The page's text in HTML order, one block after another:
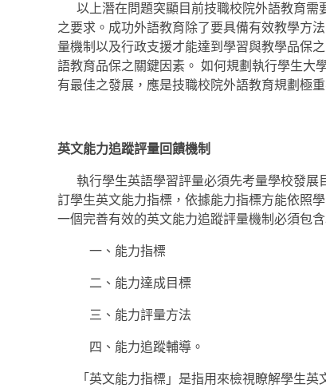
以上潛在問題突顯目前技職校院外語教育
之要求。成功外語教育除了要具備有效教學方
量機制以及行政支援才能達到學習與教學品保
語教育品保之關鍵因素。 如何規劃執行學生大
有最佳之發展，應是技職校院外語教育規劃極
英文能力追蹤評量回饋機制
執行學生英語學習評量必須先考量學校發展
訂學生英文能力指標，依據能力指標方能依照
一個完善有效的英文能力追蹤評量機制必須包含
一、能力指標
二、能力達成目標
三、能力評量方法
四、能力追蹤輔導。
「英文能力指標」是指用來檢視瞭解學生